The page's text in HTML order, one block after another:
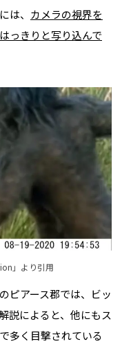
は、 カメラの視界を
っきりと写り込んで
」より引用
ピアース郡では、ビッ
説によると、他にもス
多く目撃されている